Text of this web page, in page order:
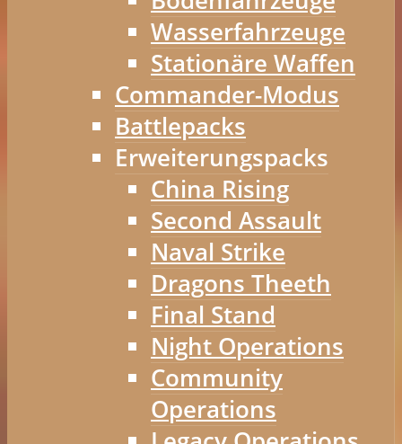
Wasserfahrzeuge
Stationäre Waffen
Commander-Modus
Battlepacks
Erweiterungspacks
China Rising
Second Assault
Naval Strike
Dragons Theeth
Final Stand
Night Operations
Community
Operations